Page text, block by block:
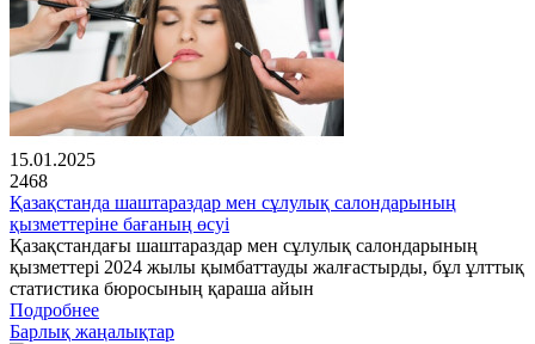
15.01.2025
2468
Қазақстанда шаштараздар мен сұлулық салондарының
қызметтеріне бағаның өсуі
Қазақстандағы шаштараздар мен сұлулық салондарының
қызметтері 2024 жылы қымбаттауды жалғастырды, бұл ұлттық
статистика бюросының қараша айын
Подробнее
Барлық жаңалықтар